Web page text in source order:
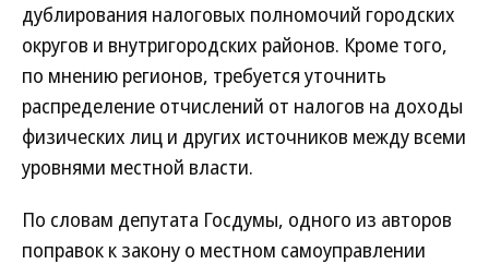
дублирования налоговых полномочий городских
округов и внутригородских районов. Кроме того,
по мнению регионов, требуется уточнить
распределение отчислений от налогов на доходы
физических лиц и других источников между всеми
уровнями местной власти.
По словам депутата Госдумы, одного из авторов
поправок к закону о местном самоуправлении